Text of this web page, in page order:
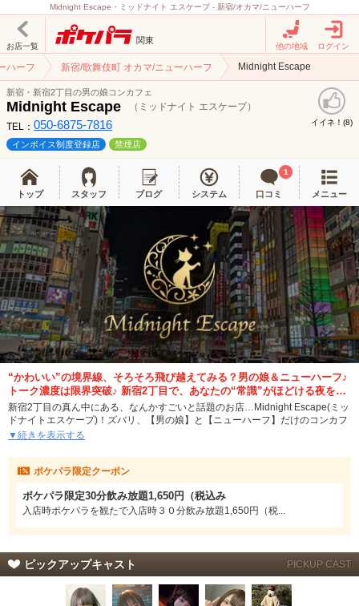
Midnight Escape・ミッドナイト エスケープ - 新宿/オカマ/ニューハーフ
お店一覧
関東
他の地域 ログイン
ハーフ 新宿/歌舞伎町 オカマ/ニューハーフ Midnight Escape
新宿・新宿2丁目の男の娘コンカフェ
Midnight Escape
（ミッドナイト エスケープ）
TEL： 050-6875-7816 イイネ！(8)
インボイス制度登録店 禁煙店
トップ スタッフ ブログ システム 口コミ
1
メニュー
“かわいい”の境界線、そろそろ飛び越えてみる？男の娘＆ニューハーフ♪
トーク濃度は限界突破♪ 新宿2丁目で、あなたの“常識”がほどける夜を…
新宿2丁目の真ん中にある、なんかすごいと話題のお店…Midnight Escape(ミッ
ドナイトエスケープ)！ズバリ、【男の娘】と【ニューハーフ】だけのコンカフ
ェ！
もう…名前からしてここに逃げ込みたくたくなるでしょ？ 日常とか現実とかい
ったん置いといて、夜にだけ許された “ちょっとヤバめな可愛さの楽園” へ。
在籍してるのは20代前半の、若さもかわいさも全開なキャストたち。リアルに
「え、この子、ほんとに男の娘なの!? ニューハーフ!?」って思うようなコ、マ
力にグッとくるはず。ギャル系、地雷系、サブカル、ナチュラル…ジャンルや
系統バラバラなのもハマる要素！
▼続きを表示する
ポケパラ限定クーポン
ポケパラ限定30分飲み放題1,650円（税込み
入店時ポケパラを観たで入店時３０分飲み放題1,650円（税...
ピックアップキャスト PICKUP CAST